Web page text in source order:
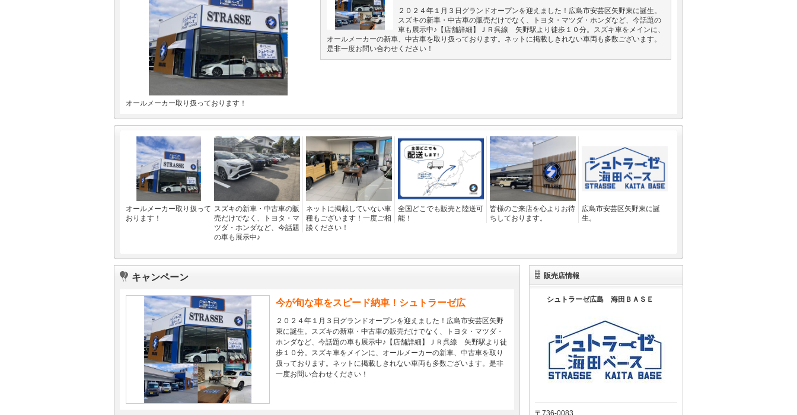
オールメーカー取り扱っております！
２０２４年１月３日グランドオープンを迎えました！広島市安芸区矢野東に誕生。
スズキの新車・中古車の販売だけでなく、トヨタ・マツダ・ホンダなど、今話題の
車も展示中♪【店舗詳細】ＪＲ呉線 矢野駅より徒歩１０分。スズキ車をメインに、
オールメーカーの新車、中古車を取り扱っております。ネットに掲載しきれない車両も多数ございます。
是非一度お問い合わせください！
オールメーカー取り扱って
おります！
スズキの新車・中古車の販
売だけでなく、トヨタ・マ
ツダ・ホンダなど、今話題
の車も展示中♪
ネットに掲載していない車
種もございます！一度ご相
談ください！
全国どこでも販売と陸送可
能！
皆様のご来店を心よりお待
ちしております。
広島市安芸区矢野東に誕
生。
キャンペーン
今が旬な車をスピード納車！シュトラーゼ広
２０２４年１月３日グランドオープンを迎えました！広島市安芸区矢野
東に誕生。スズキの新車・中古車の販売だけでなく、トヨタ・マツダ・
ホンダなど、今話題の車も展示中♪【店舗詳細】ＪＲ呉線 矢野駅より徒
歩１０分。スズキ車をメインに、オールメーカーの新車、中古車を取り
扱っております。ネットに掲載しきれない車両も多数ございます。是非
一度お問い合わせください！
販売店情報
シュトラーゼ広島 海田ＢＡＳＥ
〒736-0083